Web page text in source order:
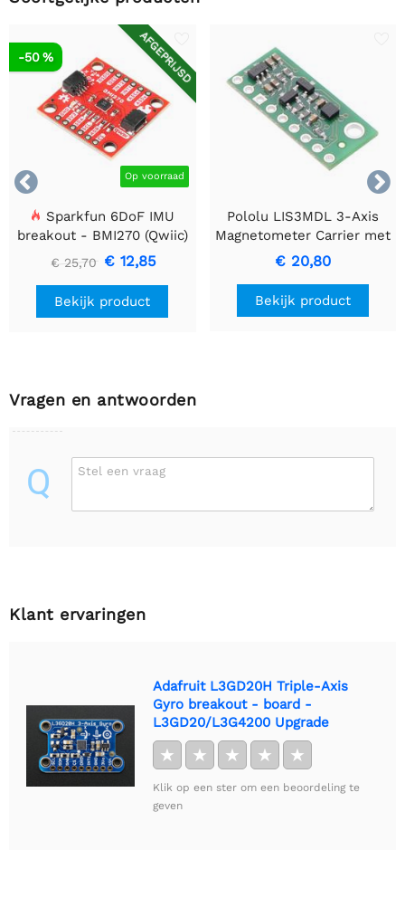


AFGEPRIJSD
Op voorraad
-50 %
Sparkfun 6DoF IMU
breakout - BMI270 (Qwiic)
€ 25,70 € 12,85
Bekijk product
Pololu LIS3MDL 3-Axis
Magnetometer Carrier met
spannings converter
€ 20,80
Bekijk product
Vragen en antwoorden
Q Stel een vraag
Klant ervaringen
Adafruit L3GD20H Triple-Axis
Gyro breakout - board -
L3GD20/L3G4200 Upgrade
★ ★ ★ ★ ★
Klik op een ster om een beoordeling te
geven